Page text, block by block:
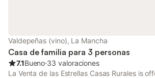
Valdepeñas (vino), La Mancha
Casa de familia para 3 personas
7.1Bueno⋅33 valoraciones
La Venta de las Estrellas Casas Rurales is